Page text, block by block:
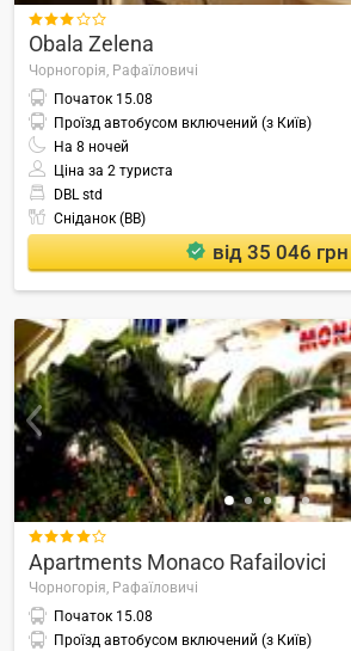

Obala Zelena
Чорногорія, Рафаїловичі
Початок 15.08
Проїзд автобусом включений (з Київ)
На 8 ночей
Ціна за 2 туриста
DBL std
Сніданок (BB)
від 35 046 грн

Apartments Monaco Rafailovici
Чорногорія, Рафаїловичі
Початок 15.08
Проїзд автобусом включений (з Київ)